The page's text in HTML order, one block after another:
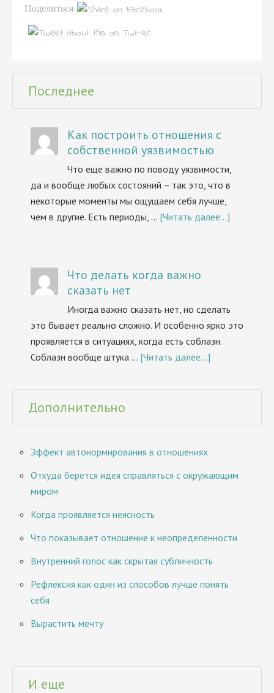
Поделиться
Последнее
Как построить отношения с
собственной уязвимостью
Что еще важно по поводу уязвимости,
да и вообще любых состояний – так это, что в
некоторые моменты мы ощущаем себя лучше,
чем в другие. Есть периоды, … [Читать далее...]
Что делать когда важно
сказать нет
Иногда важно сказать нет, но сделать
это бывает реально сложно. И особенно ярко это
проявляется в ситуациях, когда есть соблазн.
Соблазн вообще штука … [Читать далее...]
Дополнительно
Эффект автонормирования в отношениях
Откуда берется идея справляться с окружающим
миром
Когда проявляется неясность
Что показывает отношение к неопределенности
Внутренний голос как скрытая субличность
Рефлексия как один из способов лучше понять
себя
Вырастить мечту
И еще